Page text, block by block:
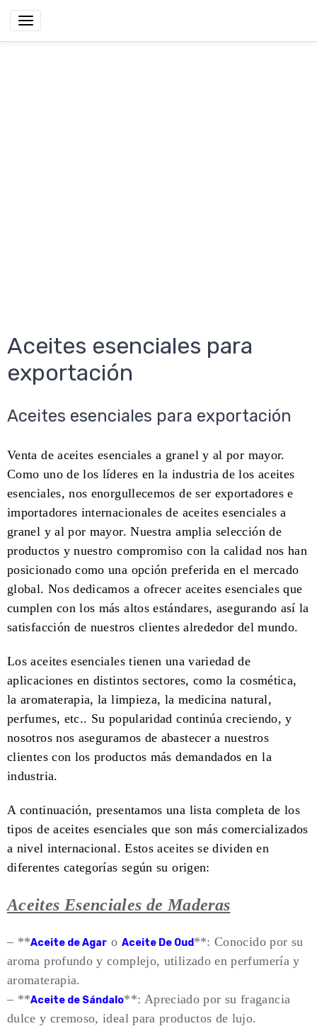
Aceites esenciales para
exportación
Aceites esenciales para exportación
Venta de aceites esenciales a granel y al por mayor.
Como uno de los líderes en la industria de los aceites
esenciales, nos enorgullecemos de ser exportadores e
importadores internacionales de aceites esenciales a
granel y al por mayor. Nuestra amplia selección de
productos y nuestro compromiso con la calidad nos han
posicionado como una opción preferida en el mercado
global. Nos dedicamos a ofrecer aceites esenciales que
cumplen con los más altos estándares, asegurando así la
satisfacción de nuestros clientes alrededor del mundo.
Los aceites esenciales tienen una variedad de
aplicaciones en distintos sectores, como la cosmética,
la aromaterapia, la limpieza, la medicina natural,
perfumes, etc.. Su popularidad continúa creciendo, y
nosotros nos aseguramos de abastecer a nuestros
clientes con los productos más demandados en la
industria.
A continuación, presentamos una lista completa de los
tipos de aceites esenciales que son más comercializados
a nivel internacional. Estos aceites se dividen en
diferentes categorías según su origen:
Aceites Esenciales de Maderas
– **Aceite de Agar o Aceite De Oud**: Conocido por su
aroma profundo y complejo, utilizado en perfumería y
aromaterapia.
– **Aceite de Sándalo**: Apreciado por su fragancia
dulce y cremoso, ideal para productos de lujo.